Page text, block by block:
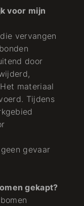
voor mijn
vervangen
door
materiaal
Tijdens
gevaar
gekapt?